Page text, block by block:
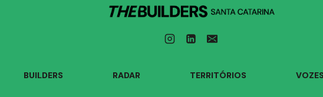
BUILDERS RADAR TERRITÓRIOS VOZES